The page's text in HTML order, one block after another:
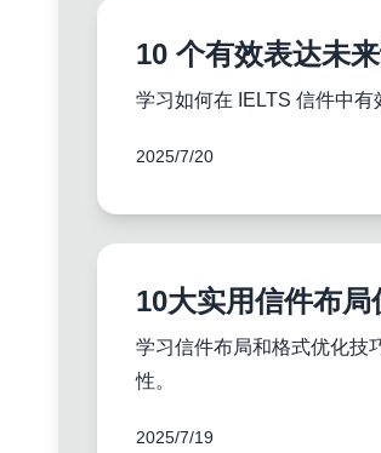
10 个有效表达未
学习如何在 IELTS 信件中
2025/7/20
10大实用信件布
学习信件布局和格式优化技
性。
2025/7/19